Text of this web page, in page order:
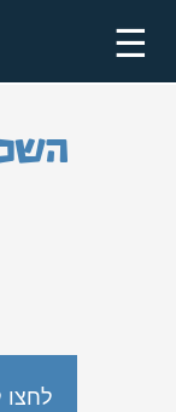
☰
לחצו